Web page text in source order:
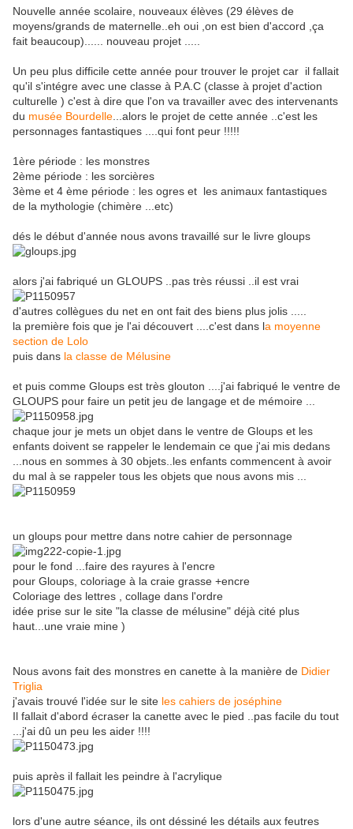
Nouvelle année scolaire, nouveaux élèves (29 élèves de
moyens/grands de maternelle..eh oui ,on est bien d'accord ,ça
fait beaucoup)...... nouveau projet .....
Un peu plus difficile cette année pour trouver le projet car il fallait
qu'il s'intégre avec une classe à P.A.C (classe à projet d'action
culturelle ) c'est à dire que l'on va travailler avec des intervenants
du musée Bourdelle ...alors le projet de cette année ..c'est les
personnages fantastiques ....qui font peur !!!!!
1ère période : les monstres
2ème période : les sorcières
3ème et 4 ème période : les ogres et les animaux fantastiques
de la mythologie (chimère ...etc)
dés le début d'année nous avons travaillé sur le livre gloups
alors j'ai fabriqué un GLOUPS ..pas très réussi ..il est vrai
d'autres collègues du net en ont fait des biens plus jolis .....
la première fois que je l'ai découvert ....c'est dans la moyenne
section de Lolo
puis dans la classe de Mélusine
et puis comme Gloups est très glouton ....j'ai fabriqué le ventre de
GLOUPS pour faire un petit jeu de langage et de mémoire ...
chaque jour je mets un objet dans le ventre de Gloups et les
enfants doivent se rappeler le lendemain ce que j'ai mis dedans
...nous en sommes à 30 objets..les enfants commencent à avoir
du mal à se rappeler tous les objets que nous avons mis ...
un gloups pour mettre dans notre cahier de personnage
pour le fond ...faire des rayures à l'encre
pour Gloups, coloriage à la craie grasse +encre
Coloriage des lettres , collage dans l'ordre
idée prise sur le site "la classe de mélusine" déjà cité plus
haut...une vraie mine )
Nous avons fait des monstres en canette à la manière de Didier
Triglia
j'avais trouvé l'idée sur le site les cahiers de joséphine
Il fallait d'abord écraser la canette avec le pied ..pas facile du tout
...j'ai dû un peu les aider !!!!
puis après il fallait les peindre à l'acrylique
lors d'une autre séance, ils ont déssiné les détails aux feutres